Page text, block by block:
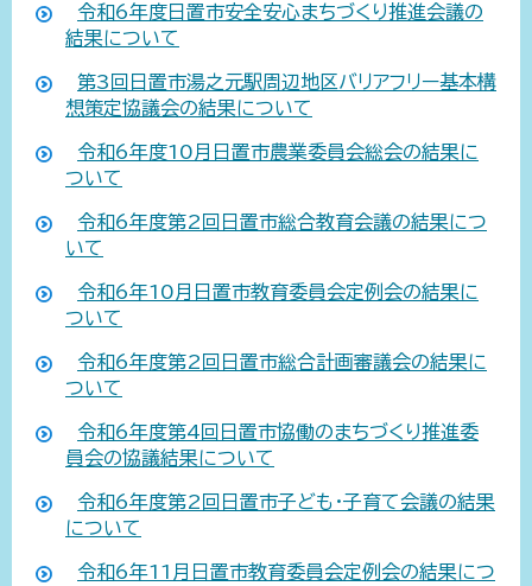
令和6年度日置市安全安心まちづくり推進会議の
結果について
第3回日置市湯之元駅周辺地区バリアフリー基本構
想策定協議会の結果について
令和6年度10月日置市農業委員会総会の結果に
ついて
令和6年度第2回日置市総合教育会議の結果につ
いて
令和6年10月日置市教育委員会定例会の結果に
ついて
令和6年度第2回日置市総合計画審議会の結果に
ついて
令和6年度第4回日置市協働のまちづくり推進委
員会の協議結果について
令和6年度第2回日置市子ども・子育て会議の結果
について
令和6年11月日置市教育委員会定例会の結果につ